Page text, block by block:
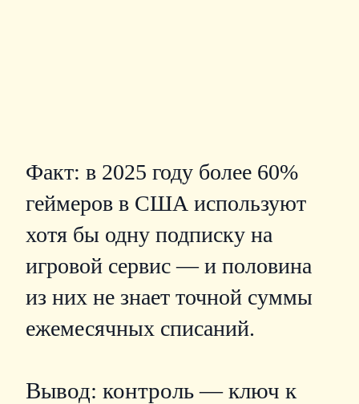
Факт: в 2025 году более 60%
геймеров в США используют
хотя бы одну подписку на
игровой сервис — и половина
из них не знает точной суммы
ежемесячных списаний.
Вывод: контроль — ключ к